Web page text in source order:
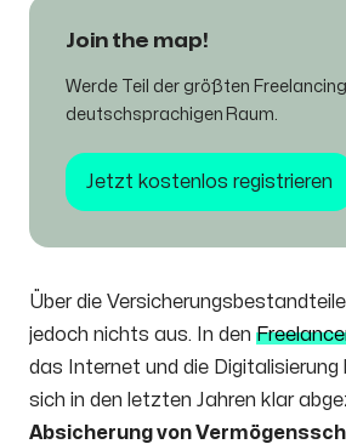
Join the map!
Werde Teil der größten
deutschsprachigen Raum.​
Jetzt kostenlos registrieren
Über die
jedoch nichts aus. In den
das Internet und die Digitalisierung
sich in den letzten Jahren klar
Absicherung von